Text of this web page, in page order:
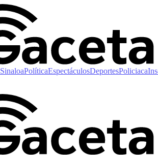
SinaloaPolíticaEspectáculosDeportesPoliciaca